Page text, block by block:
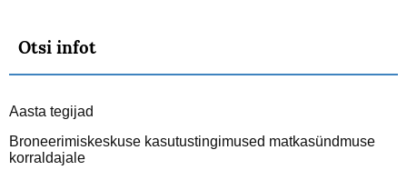
Otsi infot
Aasta tegijad
Broneerimiskeskuse kasutustingimused matkasündmuse
korraldajale